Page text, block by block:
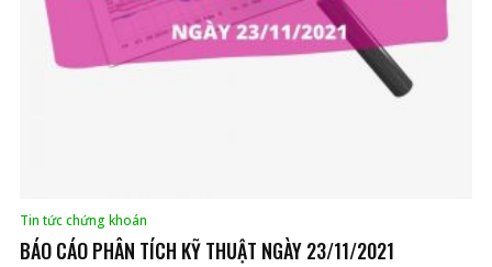
Tin tức chứng khoán
BÁO CÁO PHÂN TÍCH KỸ THUẬT NGÀY 23/11/2021